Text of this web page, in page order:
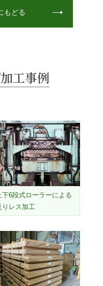
もどる
工事例
下6段式ローラーによる
りレス加工